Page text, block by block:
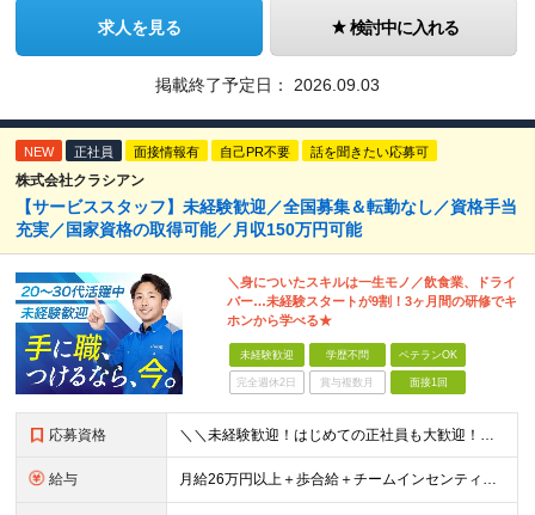
求人を見る 検討中に入れる
掲載終了予定日： 2026.09.03
NEW 正社員 面接情報有 自己PR不要 話を聞きたい応募可
株式会社クラシアン
【サービススタッフ】未経験歓迎／全国募集＆転勤なし／資格手当
充実／国家資格の取得可能／月収150万円可能
＼身についたスキルは一生モノ／飲食業、ドライ
バー…未経験スタートが9割！3ヶ月間の研修でキ
ホンから学べる★
未経験歓迎 学歴不問 ベテランOK
完全週休2日 賞与複数月 面接1回
応募資格 ＼＼未経験歓迎！はじめての正社員も大歓迎！／／ ★業種・職種未経験歓迎 ★学歴不問 ★社会人デビュー・フリーターOK ＜応募条件＞ ■普通自動車免許（AT限定可） ＊1人1台、社用車を貸与します。
給与 月給26万円以上＋歩合給＋チームインセンティブ＋諸手当＋残業代 ※上記は東京のみの月給です。 ┗その他エリアは、月給22万円以上となります。 ※経験・スキルを考慮の上、弊社規程により優遇いたします。